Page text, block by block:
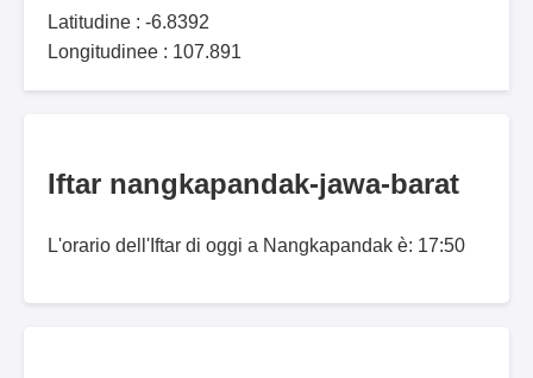
Latitudine : -6.8392
Longitudinee : 107.891
Iftar nangkapandak-jawa-barat
L'orario dell'Iftar di oggi a Nangkapandak è: 17:50